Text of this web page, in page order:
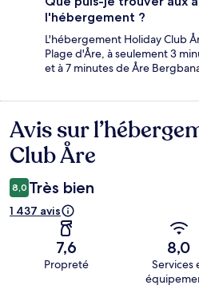
l'hébergement ?
L'hébergement Holiday Club
Plage d'Åre, à seulement 3
et à 7 minutes de Åre
Avis
Avis sur
Club Åre
8,0 Très bien
1 437 avis
7,6
Propreté
8,0
Services